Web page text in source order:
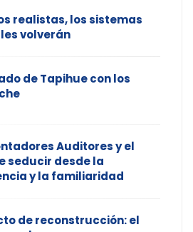
realistas, los sistemas
volverán
de Tapihue con los
Auditores y el
seducir desde la
y la familiaridad
de reconstrucción: el